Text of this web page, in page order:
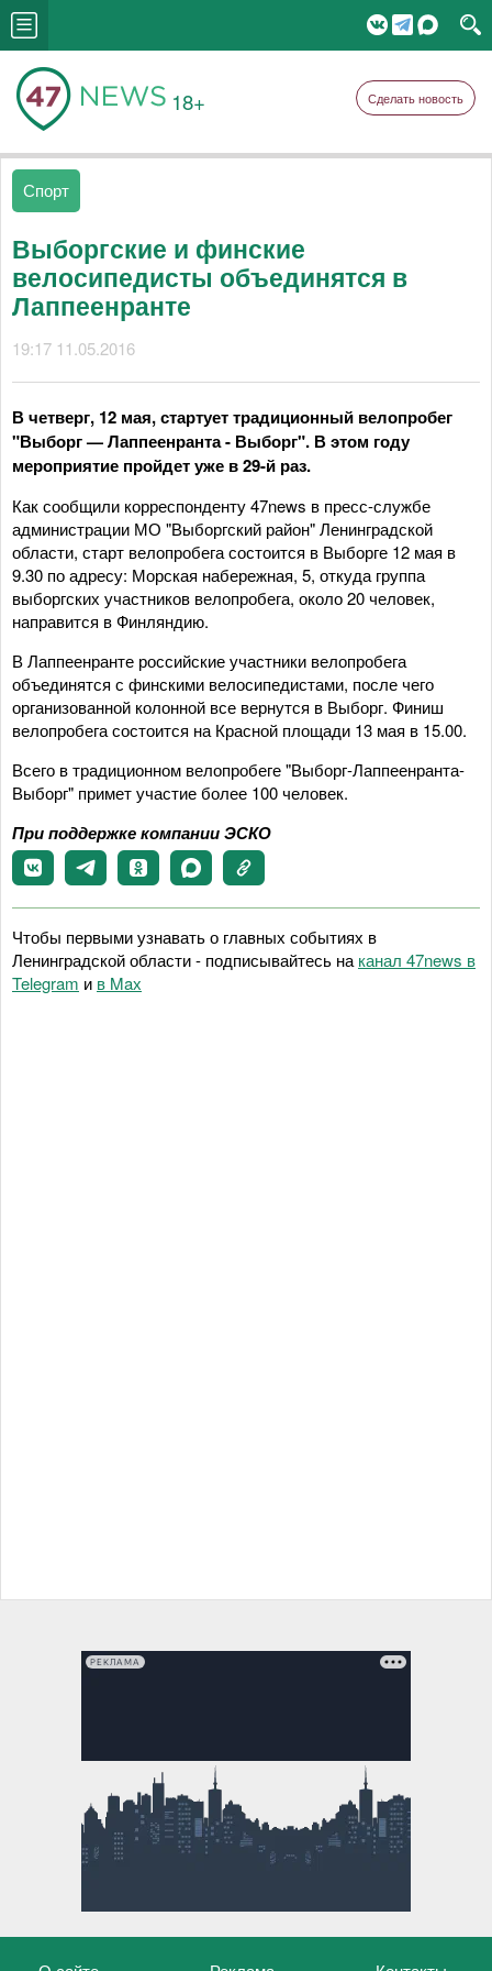
18+ Сделать новость
Спорт
Выборгские и финские
велосипедисты объединятся в
Лаппеенранте
19:17 11.05.2016
В четверг, 12 мая, стартует традиционный велопробег
"Выборг — Лаппеенранта - Выборг". В этом году
мероприятие пройдет уже в 29-й раз.
Как сообщили корреспонденту 47news в пресс-службе
администрации МО "Выборгский район" Ленинградской
области, старт велопробега состоится в Выборге 12 мая в
9.30 по адресу: Морская набережная, 5, откуда группа
выборгских участников велопробега, около 20 человек,
направится в Финляндию.
В Лаппеенранте российские участники велопробега
объединятся с финскими велосипедистами, после чего
организованной колонной все вернутся в Выборг. Финиш
велопробега состоится на Красной площади 13 мая в 15.00.
Всего в традиционном велопробеге "Выборг-Лаппеенранта-
Выборг" примет участие более 100 человек.
При поддержке компании ЭСКО
Чтобы первыми узнавать о главных событиях в
Ленинградской области - подписывайтесь на канал 47news в
Telegram и в Maх
РЕКЛАМА